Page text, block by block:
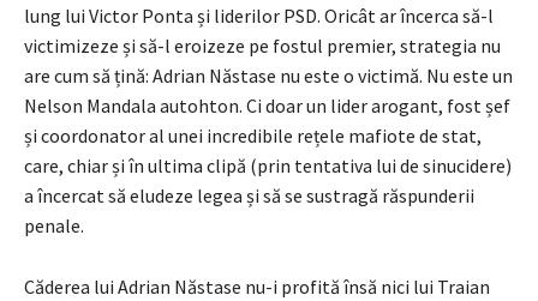
lung lui Victor Ponta și liderilor PSD. Oricât ar încerca să-l
victimizeze și să-l eroizeze pe fostul premier, strategia nu
are cum să țină: Adrian Năstase nu este o victimă. Nu este un
Nelson Mandala autohton. Ci doar un lider arogant, fost șef
și coordonator al unei incredibile rețele mafiote de stat,
care, chiar și în ultima clipă (prin tentativa lui de sinucidere)
a încercat să eludeze legea și să se sustragă răspunderii
penale.
Căderea lui Adrian Năstase nu-i profită însă nici lui Traian